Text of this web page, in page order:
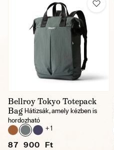
Bellroy Tokyo Totepack
Bag Hátizsák, amely kézben is
hordozható
+ 1
87 900 Ft